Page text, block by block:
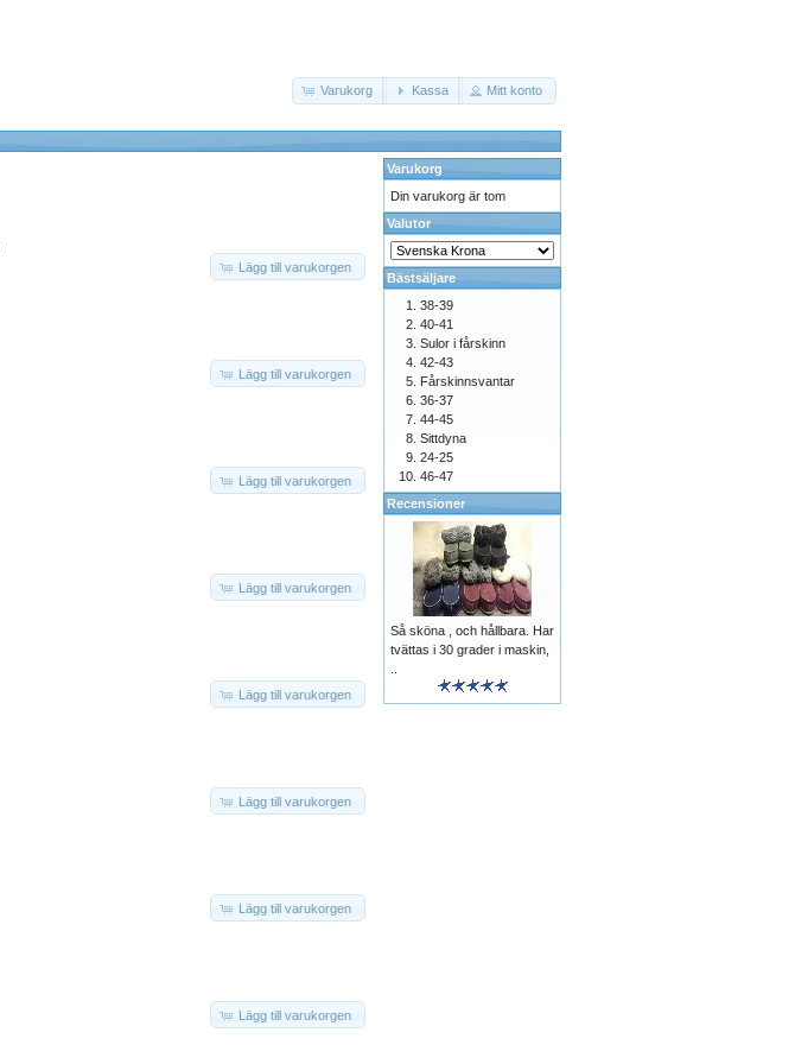
Varukorg Kassa Mitt konto
Lägg till varukorgen
Lägg till varukorgen
Lägg till varukorgen
Lägg till varukorgen
Lägg till varukorgen
Lägg till varukorgen
Lägg till varukorgen
Lägg till varukorgen
Varukorg
Din varukorg är tom
Valutor
Bästsäljare
38-39
40-41
Sulor i fårskinn
42-43
Fårskinnsvantar
36-37
44-45
Sittdyna
24-25
46-47
Recensioner
Så sköna , och hållbara. Har
tvättas i 30 grader i maskin,